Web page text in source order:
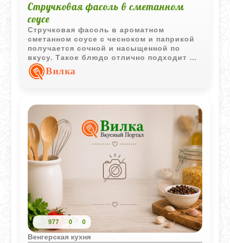
Стручковая фасоль в сметанном
соусе
Стручковая фасоль в ароматном
сметанном соусе с чесноком и паприкой
получается сочной и насыщенной по
вкусу. Такое блюдо отлично подходит в
качестве гарнира или самостоятельного
овощного блюда.
Вилка
977 0 0
Венгерская кухня